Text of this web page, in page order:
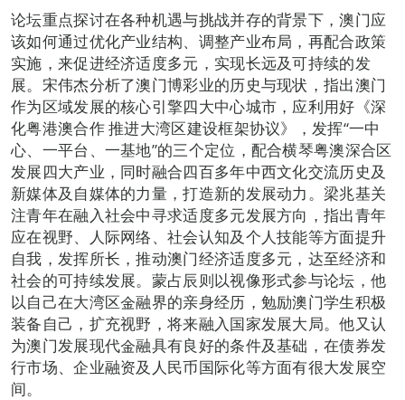
论坛重点探讨在各种机遇与挑战并存的背景下，澳门应
该如何通过优化产业结构、调整产业布局，再配合政策
实施，来促进经济适度多元，实现长远及可持续的发
展。宋伟杰分析了澳门博彩业的历史与现状，指出澳门
作为区域发展的核心引擎四大中心城市，应利用好《深
化粤港澳合作 推进大湾区建设框架协议》，发挥“一中
心、一平台、一基地”的三个定位，配合横琴粤澳深合区
发展四大产业，同时融合四百多年中西文化交流历史及
新媒体及自媒体的力量，打造新的发展动力。梁兆基关
注青年在融入社会中寻求适度多元发展方向，指出青年
应在视野、人际网络、社会认知及个人技能等方面提升
自我，发挥所长，推动澳门经济适度多元，达至经济和
社会的可持续发展。蒙占辰则以视像形式参与论坛，他
以自己在大湾区金融界的亲身经历，勉励澳门学生积极
装备自己，扩充视野，将来融入国家发展大局。他又认
为澳门发展现代金融具有良好的条件及基础，在债券发
行市场、企业融资及人民币国际化等方面有很大发展空
间。